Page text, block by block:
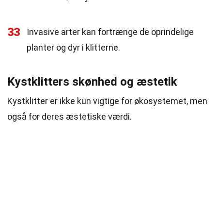
33
Invasive arter kan fortrænge de oprindelige
planter og dyr i klitterne.
Kystklitters skønhed og æstetik
Kystklitter er ikke kun vigtige for økosystemet, men
også for deres æstetiske værdi.